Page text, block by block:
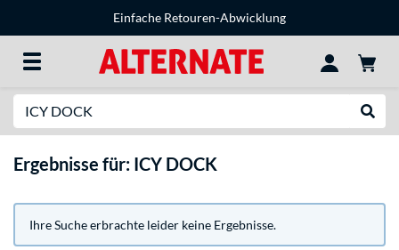
Einfache Retouren-Abwicklung
Ergebnisse für: ICY DOCK
Ihre Suche erbrachte leider keine Ergebnisse.